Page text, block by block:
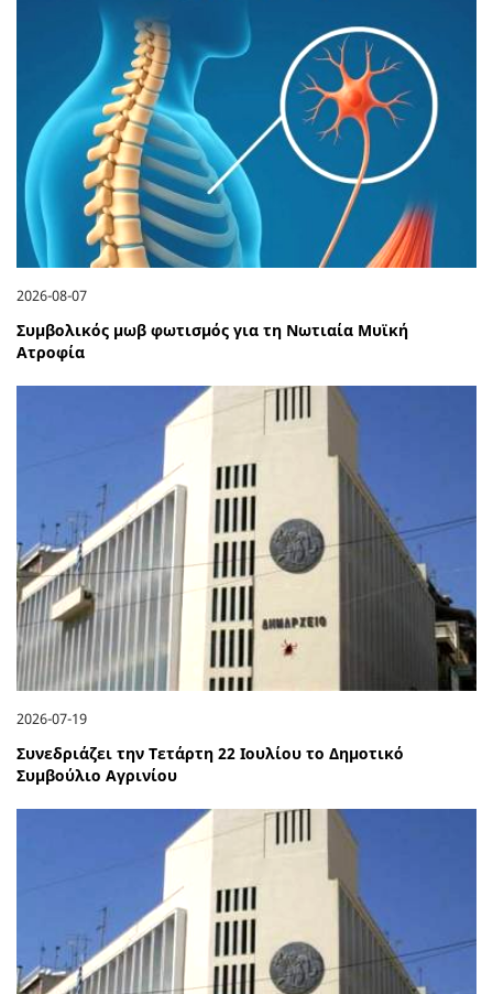
2026-08-07
Συμβολικός μωβ φωτισμός για τη Νωτιαία Μυϊκή
Ατροφία
2026-07-19
Συνεδριάζει την Τετάρτη 22 Ιουλίου το Δημοτικό
Συμβούλιο Αγρινίου